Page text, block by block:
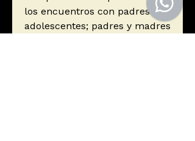
los encuentros con padres de
adolescentes; padres y madres